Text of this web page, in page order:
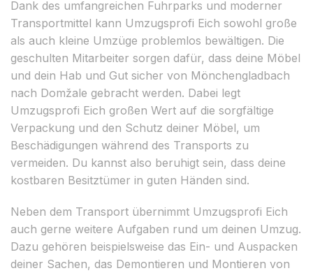
Dank des umfangreichen Fuhrparks und moderner
Transportmittel kann Umzugsprofi Eich sowohl große
als auch kleine Umzüge problemlos bewältigen. Die
geschulten Mitarbeiter sorgen dafür, dass deine Möbel
und dein Hab und Gut sicher von Mönchengladbach
nach Domžale gebracht werden. Dabei legt
Umzugsprofi Eich großen Wert auf die sorgfältige
Verpackung und den Schutz deiner Möbel, um
Beschädigungen während des Transports zu
vermeiden. Du kannst also beruhigt sein, dass deine
kostbaren Besitztümer in guten Händen sind.
Neben dem Transport übernimmt Umzugsprofi Eich
auch gerne weitere Aufgaben rund um deinen Umzug.
Dazu gehören beispielsweise das Ein- und Auspacken
deiner Sachen, das Demontieren und Montieren von